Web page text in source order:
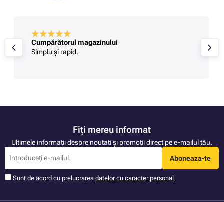
Cumpărătorul magazinului
Simplu și rapid.
Fiți mereu informat
Ultimele informații despre noutati și promoții direct pe e-mailul tău.
Aboneaza-te
Sunt de acord cu prelucrarea datelor cu caracter personal